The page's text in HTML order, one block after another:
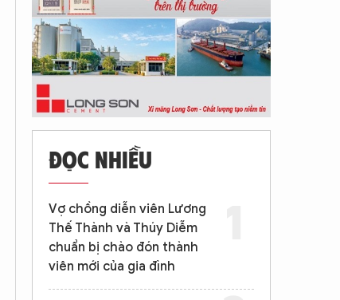
ĐỌC NHIỀU
Vợ chồng diễn viên Lương
Thế Thành và Thúy Diễm
chuẩn bị chào đón thành
viên mới của gia đình